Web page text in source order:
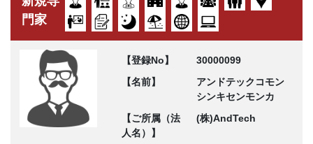
門家
【登録No】
30000099
【名前】
アンドテックコモン
シンキセンモンカ
【ご所属（法
人名）】
(株)AndTech